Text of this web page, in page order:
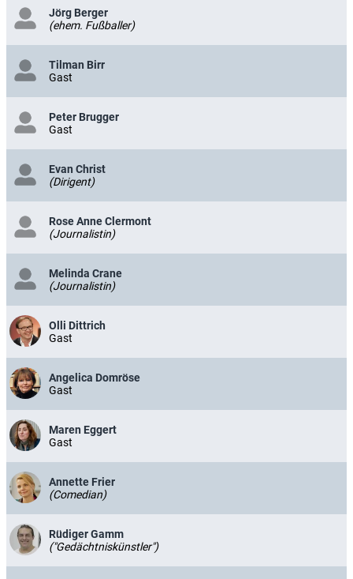
Jörg Berger
(ehem. Fußballer)
Tilman Birr
Gast
Peter Brugger
Gast
Evan Christ
(Dirigent)
Rose Anne Clermont
(Journalistin)
Melinda Crane
(Journalistin)
Olli Dittrich
Gast
Angelica Domröse
Gast
Maren Eggert
Gast
Annette Frier
(Comedian)
Rüdiger Gamm
("Gedächtniskünstler")